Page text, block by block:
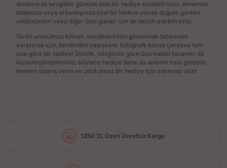
doldurarak sevgililer gününe özel bir hediye sunabilirsiniz. Annenize,
babanıza veya arkadaşınıza özel bir hediye olarak doğum günleri,
yıldönümleri veya diğer özel günler için de tercih edebilirsiniz.
Tarihi unutulmaz kılmak, sevdiklerinizin gözlerinde tebessüm
yaratmak için, kendinden yapışkanlı fotoğraflı beyaz çerçeve tam
size göre bir hediye! Üstelik, isteğinize göre üzerindeki tasarımı da
kişiselleştirebilirsiniz, böylece hediye daha da anlamlı hale gelebilir.
Hemen sipariş verin ve unutulmaz bir hediye için adımınızı atın!
1250 TL Üzeri Ücretsiz Kargo